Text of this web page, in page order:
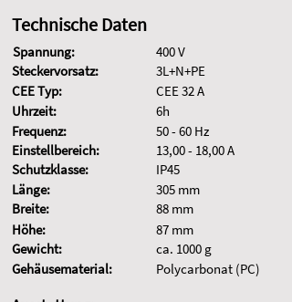
Technische Daten
Spannung:
Steckervorsatz:
CEE Typ:
Uhrzeit:
Frequenz:
Einstellbereich:
Schutzklasse:
Länge:
Breite:
Höhe:
Gewicht:
Gehäusematerial:
400 V
3L+N+PE
CEE 32 A
6h
50 - 60 Hz
13,00 - 18,00 A
IP45
305 mm
88 mm
87 mm
ca. 1000 g
Polycarbonat (PC)